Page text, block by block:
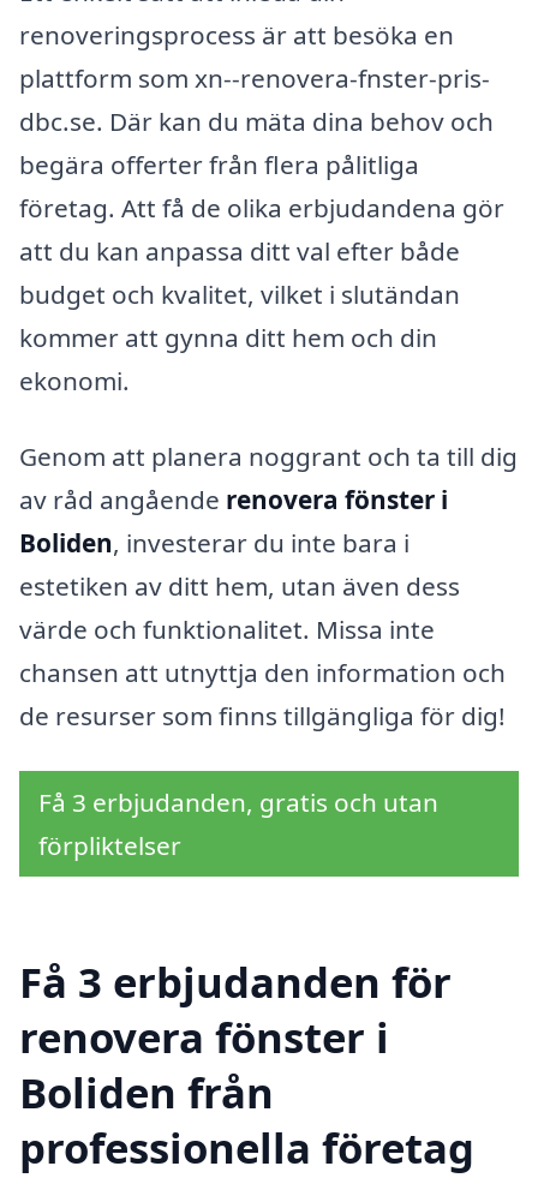
renoveringsprocess är att besöka en
plattform som xn--renovera-fnster-pris-
dbc.se. Där kan du mäta dina behov och
begära offerter från flera pålitliga
företag. Att få de olika erbjudandena gör
att du kan anpassa ditt val efter både
budget och kvalitet, vilket i slutändan
kommer att gynna ditt hem och din
ekonomi.
Genom att planera noggrant och ta till dig
av råd angående renovera fönster i
Boliden, investerar du inte bara i
estetiken av ditt hem, utan även dess
värde och funktionalitet. Missa inte
chansen att utnyttja den information och
de resurser som finns tillgängliga för dig!
Få 3 erbjudanden, gratis och utan
förpliktelser
Få 3 erbjudanden för
renovera fönster i
Boliden från
professionella företag